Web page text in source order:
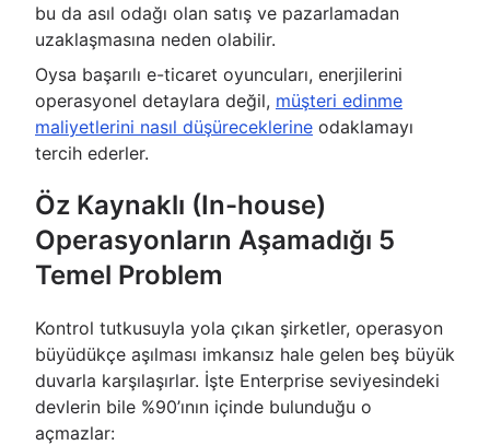
bu da asıl odağı olan satış ve pazarlamadan
uzaklaşmasına neden olabilir.
Oysa başarılı e-ticaret oyuncuları, enerjilerini
operasyonel detaylara değil, müşteri edinme
maliyetlerini nasıl düşüreceklerine odaklamayı
tercih ederler.
Öz Kaynaklı (In-house)
Operasyonların Aşamadığı 5
Temel Problem
Kontrol tutkusuyla yola çıkan şirketler, operasyon
büyüdükçe aşılması imkansız hale gelen beş büyük
duvarla karşılaşırlar. İşte Enterprise seviyesindeki
devlerin bile %90’ının içinde bulunduğu o
açmazlar: